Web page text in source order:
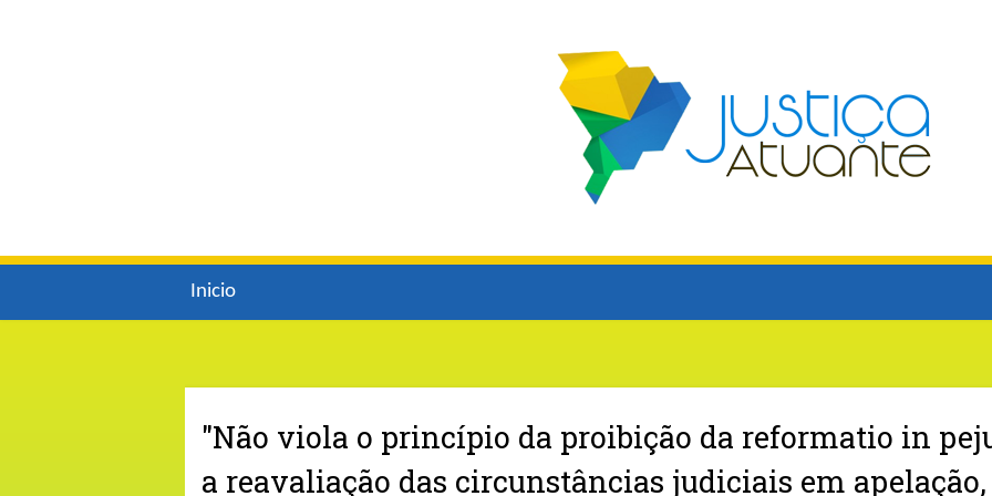
Inicio
"Não viola o princípio da proibição da reformatio in
a reavaliação das circunstâncias judiciais em apelação,